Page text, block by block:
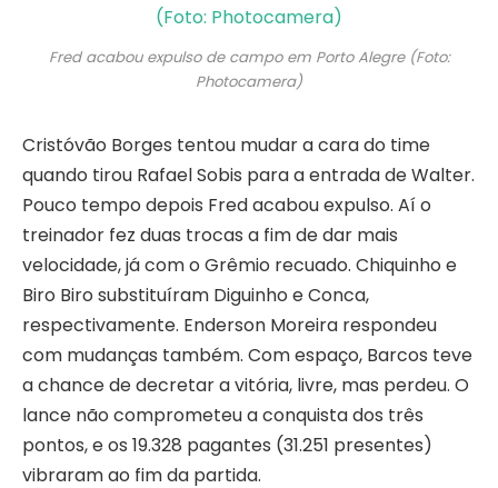
Fred acabou expulso de campo em Porto Alegre (Foto:
Photocamera)
Cristóvão Borges tentou mudar a cara do time
quando tirou Rafael Sobis para a entrada de Walter.
Pouco tempo depois Fred acabou expulso. Aí o
treinador fez duas trocas a fim de dar mais
velocidade, já com o Grêmio recuado. Chiquinho e
Biro Biro substituíram Diguinho e Conca,
respectivamente. Enderson Moreira respondeu
com mudanças também. Com espaço, Barcos teve
a chance de decretar a vitória, livre, mas perdeu. O
lance não comprometeu a conquista dos três
pontos, e os 19.328 pagantes (31.251 presentes)
vibraram ao fim da partida.